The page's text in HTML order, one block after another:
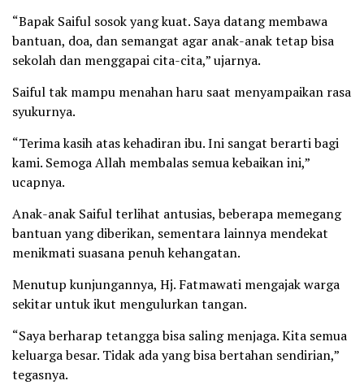
“Bapak Saiful sosok yang kuat. Saya datang membawa
bantuan, doa, dan semangat agar anak-anak tetap bisa
sekolah dan menggapai cita-cita,” ujarnya.
Saiful tak mampu menahan haru saat menyampaikan rasa
syukurnya.
“Terima kasih atas kehadiran ibu. Ini sangat berarti bagi
kami. Semoga Allah membalas semua kebaikan ini,”
ucapnya.
Anak-anak Saiful terlihat antusias, beberapa memegang
bantuan yang diberikan, sementara lainnya mendekat
menikmati suasana penuh kehangatan.
Menutup kunjungannya, Hj. Fatmawati mengajak warga
sekitar untuk ikut mengulurkan tangan.
“Saya berharap tetangga bisa saling menjaga. Kita semua
keluarga besar. Tidak ada yang bisa bertahan sendirian,”
tegasnya.